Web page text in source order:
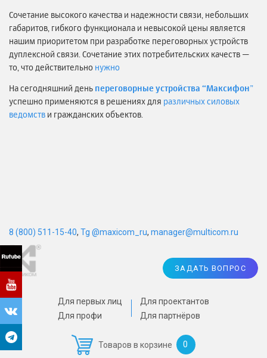
Сочетание высокого качества и надежности связи, небольших
габаритов, гибкого функционала и невысокой цены является
нашим приоритетом при разработке переговорных устройств
дуплексной связи. Сочетание этих потребительских качеств —
то, что действительно нужно
На сегодняшний день переговорные устройства “Максифон”
успешно применяются в решениях для различных силовых
ведомств и гражданских объектов.
Для первых лиц
Для профи
Для проектантов
Для партнёров
Товаров в корзине 0
ЗАДАТЬ ВОПРОС
8 (800) 511-15-40, Tg @maxicom_ru, manager@multicom.ru